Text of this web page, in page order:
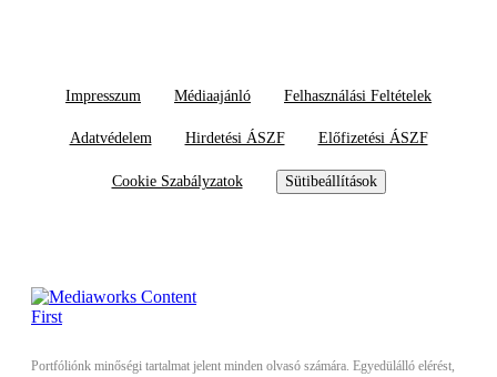
Impresszum Médiaajánló Felhasználási Feltételek
Adatvédelem Hirdetési ÁSZF Előfizetési ÁSZF
Cookie Szabályzatok Sütibeállítások
Portfóliónk minőségi tartalmat jelent minden olvasó számára. Egyedülálló elérést,